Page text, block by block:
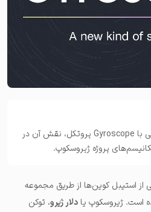
پروژه ژیروسکوپ چیست؟ آشنایی با Gyroscope پروتکل، نقش آن در
از استیبل کوین‌ها از طریق مجموعه‌
است. ژیروسکوپ یادلار ژیرو، توکن